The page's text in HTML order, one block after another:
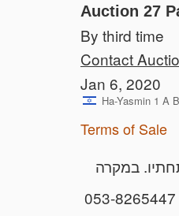
Auction 27
By third time
Contact
Jan 6, 2020
Ha-Yasmin 1 A
Terms of Sale
שמתחתיו. במקרה